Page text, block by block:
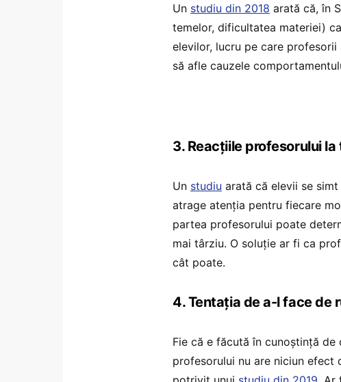
Un studiu din 2018 arată că, în
temelor, dificultatea materiei)
elevilor, lucru pe care
să afle cauzele
3. Reacțiile profesorului
Un studiu arată că elevii se
atrage atenția pentru fiecare
partea profesorului poate
mai târziu. O soluție ar fi ca
cât poate.
4. Tentația de a-l face de
Fie că e făcută în cunoștință
profesorului nu are niciun efect